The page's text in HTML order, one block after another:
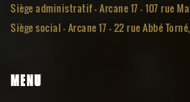
Siège administratif - Arcane 17 - 107 rue
Siège social -Arcane 17 - 22 rue Abbé
MENU